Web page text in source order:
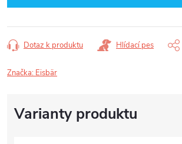
Dotaz k produktu Hlídací pes
Značka: Eisbär